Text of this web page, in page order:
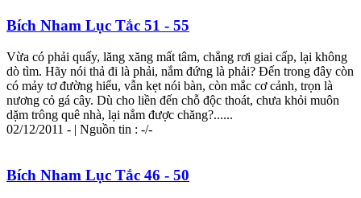
Bích Nham Lục Tắc 51 - 55
Vừa có phải quấy, lăng xăng mất tâm, chẳng rơi giai cấp, lại không
dò tìm. Hãy nói thả đi là phải, nắm đứng là phải? Đến trong đây còn
có mảy tơ đường hiểu, vẫn kẹt nói bàn, còn mắc cơ cảnh, trọn là
nương cỏ gá cây. Dù cho liền đến chỗ độc thoát, chưa khỏi muôn
dặm trông quê nhà, lại nắm được chăng?......
02/12/2011 - | Nguồn tin : -/-
Bích Nham Lục Tắc 46 - 50